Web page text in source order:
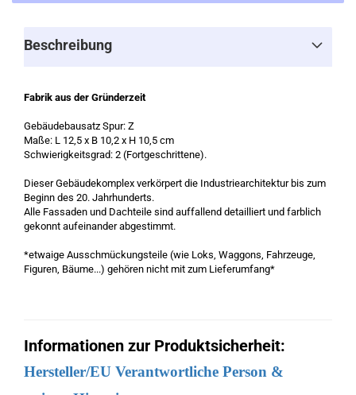
Beschreibung
Fabrik aus der Gründerzeit
Gebäudebausatz Spur: Z
Maße: L 12,5 x B 10,2 x H 10,5 cm
Schwierigkeitsgrad: 2 (Fortgeschrittene).
Dieser Gebäudekomplex verkörpert die Industriearchitektur bis zum
Beginn des 20. Jahrhunderts.
Alle Fassaden und Dachteile sind auffallend detailliert und farblich
gekonnt aufeinander abgestimmt.
*etwaige Ausschmückungsteile (wie Loks, Waggons, Fahrzeuge,
Figuren, Bäume...) gehören nicht mit zum Lieferumfang*
Informationen zur Produktsicherheit:
Hersteller/EU Verantwortliche Person &